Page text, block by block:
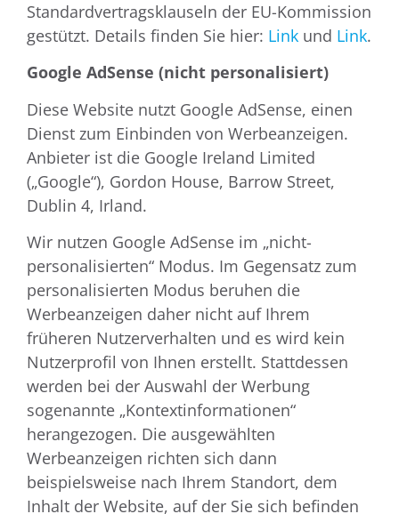
Standardvertragsklauseln der EU-Kommission
gestützt. Details finden Sie hier: Link und Link.
Google AdSense (nicht personalisiert)
Diese Website nutzt Google AdSense, einen
Dienst zum Einbinden von Werbeanzeigen.
Anbieter ist die Google Ireland Limited
(„Google“), Gordon House, Barrow Street,
Dublin 4, Irland.
Wir nutzen Google AdSense im „nicht-
personalisierten“ Modus. Im Gegensatz zum
personalisierten Modus beruhen die
Werbeanzeigen daher nicht auf Ihrem
früheren Nutzerverhalten und es wird kein
Nutzerprofil von Ihnen erstellt. Stattdessen
werden bei der Auswahl der Werbung
sogenannte „Kontextinformationen“
herangezogen. Die ausgewählten
Werbeanzeigen richten sich dann
beispielsweise nach Ihrem Standort, dem
Inhalt der Website, auf der Sie sich befinden